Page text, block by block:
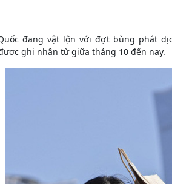
đang vật lộn với đợt bùng phát
ghi nhận từ giữa tháng 10 đến nay.